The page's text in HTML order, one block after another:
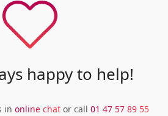
happy to help!
in online chat or call 01 47 57 89 55